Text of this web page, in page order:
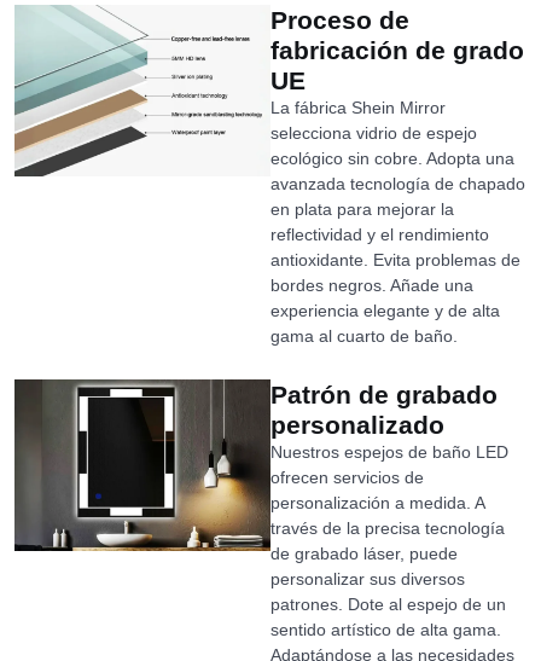
Proceso de
fabricación de grado
UE
La fábrica Shein Mirror
selecciona vidrio de espejo
ecológico sin cobre. Adopta una
avanzada tecnología de chapado
en plata para mejorar la
reflectividad y el rendimiento
antioxidante. Evita problemas de
bordes negros. Añade una
experiencia elegante y de alta
gama al cuarto de baño.
Patrón de grabado
personalizado
Nuestros espejos de baño LED
ofrecen servicios de
personalización a medida. A
través de la precisa tecnología
de grabado láser, puede
personalizar sus diversos
patrones. Dote al espejo de un
sentido artístico de alta gama.
Adaptándose a las necesidades